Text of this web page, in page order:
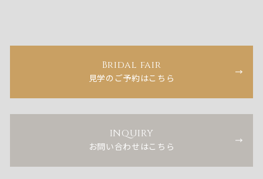
Bridal fair
見学のご予約はこちら
INQUIRY
お問い合わせはこちら